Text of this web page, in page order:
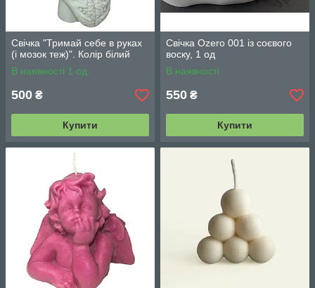
Свічка "Тримай себе в руках
(і мозок теж)". Колір білий
В наявності 1 од.
500 ₴
Купити
Свічка Ozero 001 із соєвого
воску, 1 од
В наявності
550 ₴
Купити